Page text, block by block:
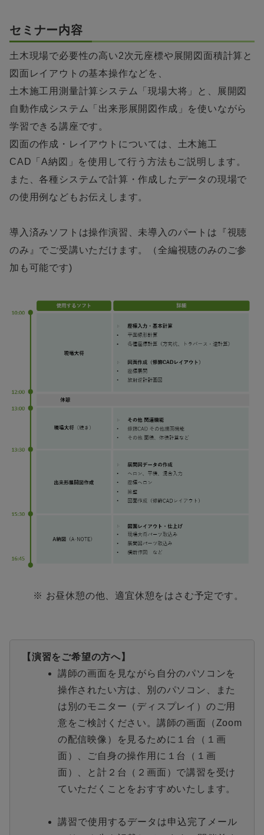
セミナー内容
土木現場で必要性の高い2次元座標や展開図面積計算と
図面レイアウトの基本操作などを、
土木施工用測量計算システム「現場大将」と、展開図
自動作成システム「出来形展開図作成」を使いながら
学習できる講座です。
図面の作成・レイアウトについては、土木施工
CAD「A納図」を使用して行う方法もご説明します。
また、各種システムで計算・作成したデータの現場で
の使用例などもお伝えします。
導入済みソフトは操作演習、未導入のパートは『視聴
のみ』でご受講いただけます。（全編視聴のみのご参
加も可能です)
※ お昼休憩の他、適宜休憩をはさむ予定です。
【演習をご希望の方へ】
講師の画面を見ながら自分のパソコンを
操作されたい方は、別のパソコン、また
は別のモニター（ディスプレイ）のご用
意をご検討ください。講師の画面（Zoom
の配信映像）を見るために１台（１画
面）、ご自身の操作用に１台（１画
面）、と計２台（２画面）で講習を受け
ていただくことをおすすめいたします。
講習で使用するデータは申込完了メール